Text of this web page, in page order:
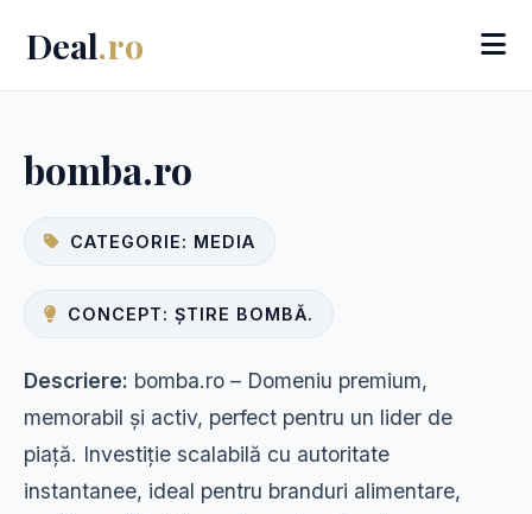
Deal.ro
bomba.ro
CATEGORIE: MEDIA
CONCEPT: ȘTIRE BOMBĂ.
Descriere: bomba.ro – Domeniu premium,
memorabil și activ, perfect pentru un lider de
piață. Investiție scalabilă cu autoritate
instantanee, ideal pentru branduri alimentare,